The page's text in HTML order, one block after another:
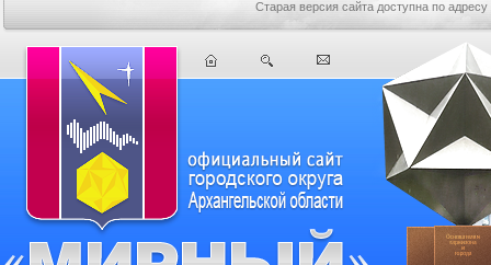
Старая версия сайта доступна по адресу